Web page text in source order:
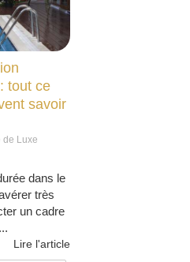
tout ce
savoir
de Luxe
dans le
très
un cadre
Lire l'article